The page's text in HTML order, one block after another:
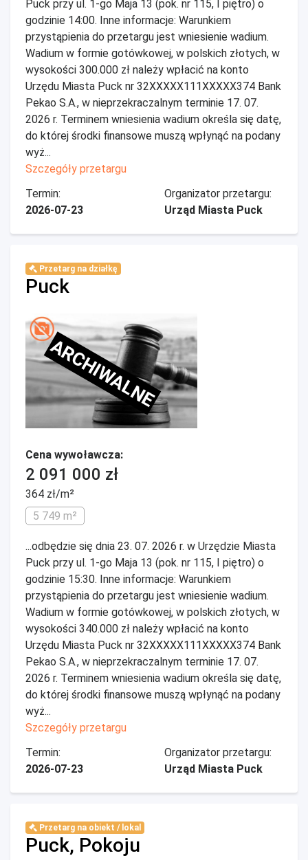
Puck przy ul. 1-go Maja 13 (pok. nr 115, I piętro) o
godzinie 14:00. Inne informacje: Warunkiem
przystąpienia do przetargu jest wniesienie wadium.
Wadium w formie gotówkowej, w polskich złotych, w
wysokości 300.000 zł należy wpłacić na konto
Urzędu Miasta Puck nr 32XXXXX111XXXXX374 Bank
Pekao S.A., w nieprzekraczalnym terminie 17. 07.
2026 r. Terminem wniesienia wadium określa się datę,
do której środki finansowe muszą wpłynąć na podany
wyż...
Szczegóły przetargu
Termin:
2026-07-23
Organizator przetargu:
Urząd Miasta Puck
Przetarg na działkę
Puck
ARCHIWALNE
Cena wywoławcza:
2 091 000 zł
364 zł/m²
5 749 m²
...odbędzie się dnia 23. 07. 2026 r. w Urzędzie Miasta
Puck przy ul. 1-go Maja 13 (pok. nr 115, I piętro) o
godzinie 15:30. Inne informacje: Warunkiem
przystąpienia do przetargu jest wniesienie wadium.
Wadium w formie gotówkowej, w polskich złotych, w
wysokości 340.000 zł należy wpłacić na konto
Urzędu Miasta Puck nr 32XXXXX111XXXXX374 Bank
Pekao S.A., w nieprzekraczalnym terminie 17. 07.
2026 r. Terminem wniesienia wadium określa się datę,
do której środki finansowe muszą wpłynąć na podany
wyż...
Szczegóły przetargu
Termin:
2026-07-23
Organizator przetargu:
Urząd Miasta Puck
Przetarg na obiekt / lokal
Puck, Pokoju